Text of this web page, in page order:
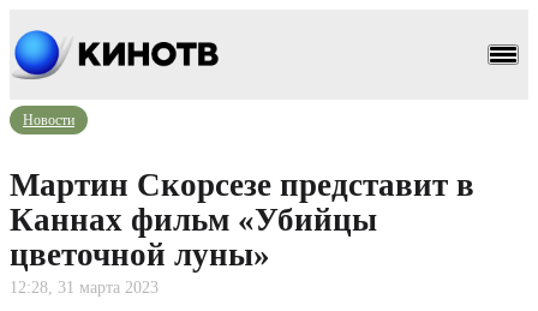
Новости
Мартин Скорсезе представит в
Каннах фильм «Убийцы
цветочной луны»
12:28, 31 марта 2023